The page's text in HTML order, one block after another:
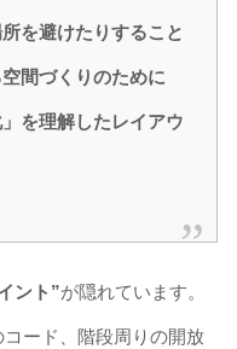
を避けたりすること
間づくりのために
を理解したレイアウ
ント”が隠れています。
ード、階段周りの開放